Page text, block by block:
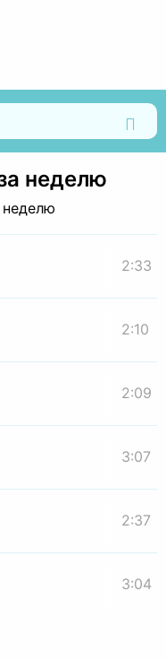
неделю
2:33
2:10
2:09
3:07
2:37
3:04